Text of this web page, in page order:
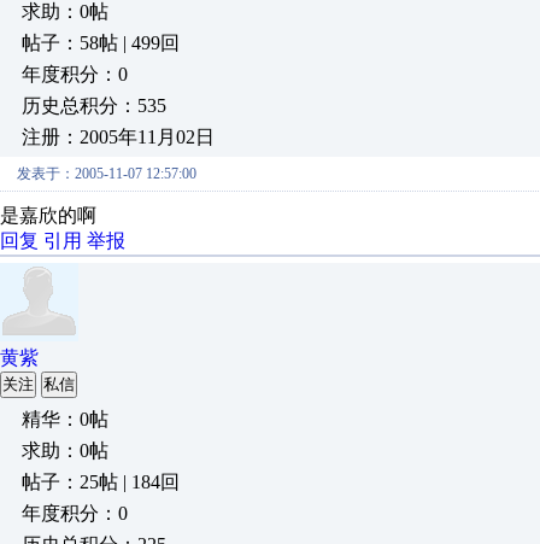
求助：0帖
帖子：58帖 | 499回
年度积分：0
历史总积分：535
注册：2005年11月02日
发表于：2005-11-07 12:57:00
是嘉欣的啊
回复 引用 举报
黄紫
关注 私信
精华：0帖
求助：0帖
帖子：25帖 | 184回
年度积分：0